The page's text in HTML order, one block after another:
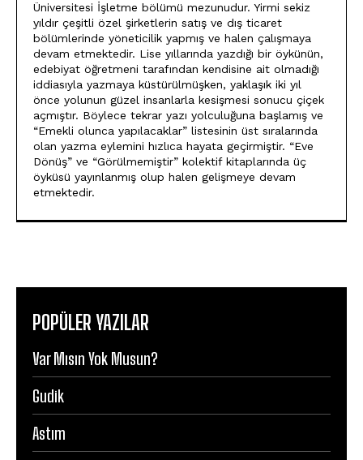
Üniversitesi İşletme bölümü mezunudur. Yirmi sekiz
yıldır çeşitli özel şirketlerin satış ve dış ticaret
bölümlerinde yöneticilik yapmış ve halen çalışmaya
devam etmektedir. Lise yıllarında yazdığı bir öykünün,
edebiyat öğretmeni tarafından kendisine ait olmadığı
iddiasıyla yazmaya küstürülmüşken, yaklaşık iki yıl
önce yolunun güzel insanlarla kesişmesi sonucu çiçek
açmıştır. Böylece tekrar yazı yolculuğuna başlamış ve
“Emekli olunca yapılacaklar” listesinin üst sıralarında
olan yazma eylemini hızlıca hayata geçirmiştir. “Eve
Dönüş” ve “Görülmemiştir” kolektif kitaplarında üç
öyküsü yayınlanmış olup halen gelişmeye devam
etmektedir.
POPÜLER YAZILAR
Var Mısın Yok Musun?
Gudik
Astım